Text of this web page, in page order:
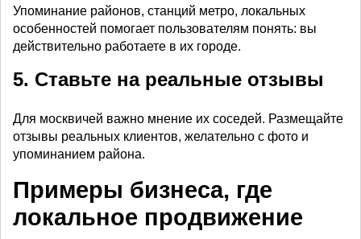
Упоминание районов, станций метро, локальных
особенностей помогает пользователям понять: вы
действительно работаете в их городе.
5. Ставьте на реальные отзывы
Для москвичей важно мнение их соседей. Размещайте
отзывы реальных клиентов, желательно с фото и
упоминанием района.
Примеры бизнеса, где
локальное продвижение